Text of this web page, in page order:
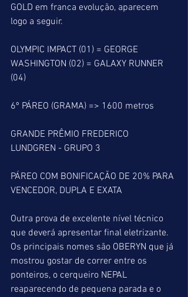
GOLD em franca evolução, aparecem
logo a seguir.
OLYMPIC IMPACT (01) = GEORGE
WASHINGTON (02) = GALAXY RUNNER
(04)
6º PÁREO (GRAMA) => 1600 metros
GRANDE PRÊMIO FREDERICO
LUNDGREN - GRUPO 3
PÁREO COM BONIFICAÇÃO DE 20% PARA
VENCEDOR, DUPLA E EXATA
Outra prova de excelente nível técnico
que deverá apresentar final eletrizante.
Os principais nomes são OBERYN que já
mostrou gostar de correr entre os
ponteiros, o cerqueiro NEPAL
reaparecendo de pequena parada e o